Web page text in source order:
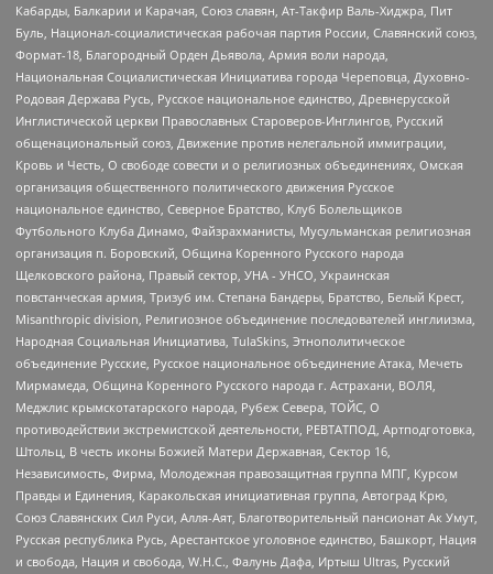
Кабарды, Балкарии и Карачая, Союз славян, Ат-Такфир Валь-Хиджра, Пит
Буль, Национал-социалистическая рабочая партия России, Славянский союз,
Формат-18, Благородный Орден Дьявола, Армия воли народа,
Национальная Социалистическая Инициатива города Череповца, Духовно-
Родовая Держава Русь, Русское национальное единство, Древнерусской
Инглистической церкви Православных Староверов-Инглингов, Русский
общенациональный союз, Движение против нелегальной иммиграции,
Кровь и Честь, О свободе совести и о религиозных объединениях, Омская
организация общественного политического движения Русское
национальное единство, Северное Братство, Клуб Болельщиков
Футбольного Клуба Динамо, Файзрахманисты, Мусульманская религиозная
организация п. Боровский, Община Коренного Русского народа
Щелковского района, Правый сектор, УНА - УНСО, Украинская
повстанческая армия, Тризуб им. Степана Бандеры, Братство, Белый Крест,
Misanthropic division, Религиозное объединение последователей инглиизма,
Народная Социальная Инициатива, TulaSkins, Этнополитическое
объединение Русские, Русское национальное объединение Атака, Мечеть
Мирмамеда, Община Коренного Русского народа г. Астрахани, ВОЛЯ,
Меджлис крымскотатарского народа, Рубеж Севера, ТОЙС, О
противодействии экстремистской деятельности, РЕВТАТПОД, Артподготовка,
Штольц, В честь иконы Божией Матери Державная, Сектор 16,
Независимость, Фирма, Молодежная правозащитная группа МПГ, Курсом
Правды и Единения, Каракольская инициативная группа, Автоград Крю,
Союз Славянских Сил Руси, Алля-Аят, Благотворительный пансионат Ак Умут,
Русская республика Русь, Арестантское уголовное единство, Башкорт, Нация
и свобода, Нация и свобода, W.H.С., Фалунь Дафа, Иртыш Ultras, Русский